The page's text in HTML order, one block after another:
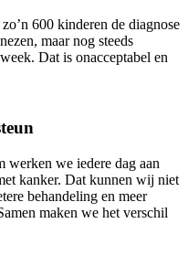
600 kinderen de diagnose
maar nog steeds
Dat is onacceptabel en
werken we iedere dag aan
kanker. Dat kunnen wij niet
behandeling en meer
maken we het verschil